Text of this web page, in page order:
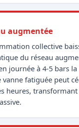
augmentée
collective
du réseau
journée à 4-5 bars
fatiguée peut
heures,